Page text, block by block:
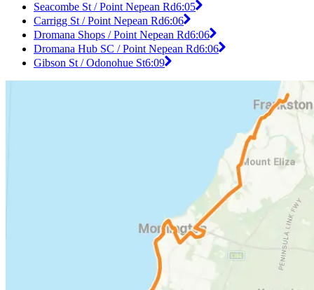
Seacombe St / Point Nepean Rd6:05
Carrigg St / Point Nepean Rd6:06
Dromana Shops / Point Nepean Rd6:06
Dromana Hub SC / Point Nepean Rd6:06
Gibson St / Odonohue St6:09